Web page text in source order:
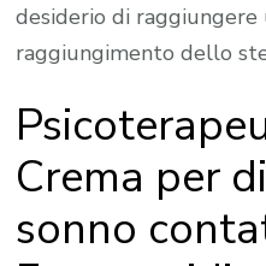
desiderio di
raggiungimento dello
Crema per
sonno